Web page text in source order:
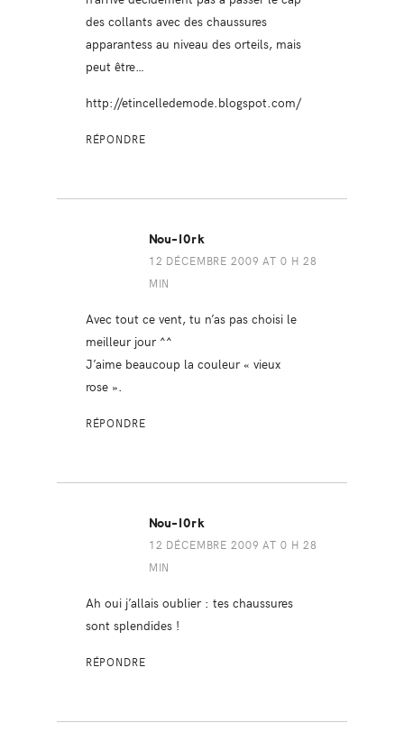
des collants avec des chaussures
apparantess au niveau des orteils, mais
peut être…
http://etincelledemode.blogspot.com/
RÉPONDRE
Nou-I0rk
12 DÉCEMBRE 2009 AT 0 H 28
MIN
Avec tout ce vent, tu n’as pas choisi le
meilleur jour ^^
J’aime beaucoup la couleur « vieux
rose ».
RÉPONDRE
Nou-I0rk
12 DÉCEMBRE 2009 AT 0 H 28
MIN
Ah oui j’allais oublier : tes chaussures
sont splendides !
RÉPONDRE